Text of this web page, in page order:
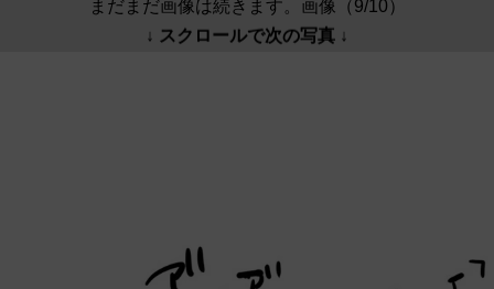
まだまだ画像は続きます。画像（9/10）
↓ スクロールで次の写真 ↓